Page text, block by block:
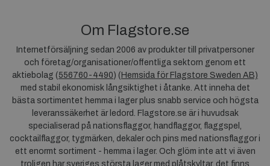
Om Flagstore.se
Internetförsäljning sedan 2006 av produkter till privatpersoner
och företag/organisationer/offentliga sektorn genom ett
aktiebolag (556760-4490) ( Hemsida för Flagstore Sweden AB)
med stabil ekonomisk långsiktighet i åtanke. Att inneha det
bästa sortimentet hemma i lager plus snabb service och högsta
leveranssäkerhet är ledord. Flagstore.se är i huvudsak
specialiserad på nationsflaggor, handflaggor, flaggspel,
cocktailflaggor, tygmärken, dekaler och pins med nationsflaggor i
ett enormt sortiment - hemma i lager. Och glöm inte att vi även
troligen har sveriges största lager med plåtskyltar, det finns